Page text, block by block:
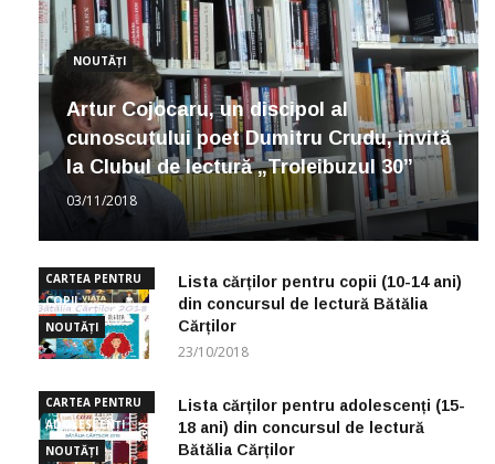
NOUTĂȚI
Artur Cojocaru, un discipol al
cunoscutului poet Dumitru Crudu, invită
la Clubul de lectură „Troleibuzul 30”
03/11/2018
CARTEA PENTRU
COPII
NOUTĂȚI
Lista cărților pentru copii (10-14 ani)
din concursul de lectură Bătălia
Cărților
23/10/2018
CARTEA PENTRU
ADOLESCENȚI
NOUTĂȚI
Lista cărților pentru adolescenți (15-
18 ani) din concursul de lectură
Bătălia Cărților